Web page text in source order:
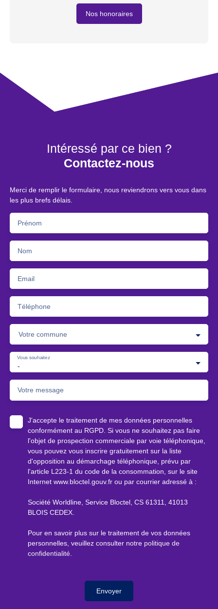
Nos honoraires
Intéressé par ce bien ?
Contactez-nous
Merci de remplir le formulaire, nous reviendrons vers vous dans
les plus brefs délais.
Prénom
Nom
Email
Téléphone
Votre commune
-
Vous souhaitez
Votre message
J'accepte le traitement de mes données personnelles
conformément au RGPD. Si vous ne souhaitez pas faire
l'objet de prospection commerciale par voie téléphonique,
vous pouvez vous inscrire gratuitement sur la liste
d'opposition au démarchage téléphonique, prévu par
l'article L223-1 du code de la consommation, sur le site
Internet www.bloctel.gouv.fr ou par courrier adressé à :
Société Worldline, Service Bloctel, CS 61311, 41013
BLOIS CEDEX.
Pour en savoir plus sur le traitement de vos données
personnelles, veuillez consulter notre politique de
confidentialité
Envoyer